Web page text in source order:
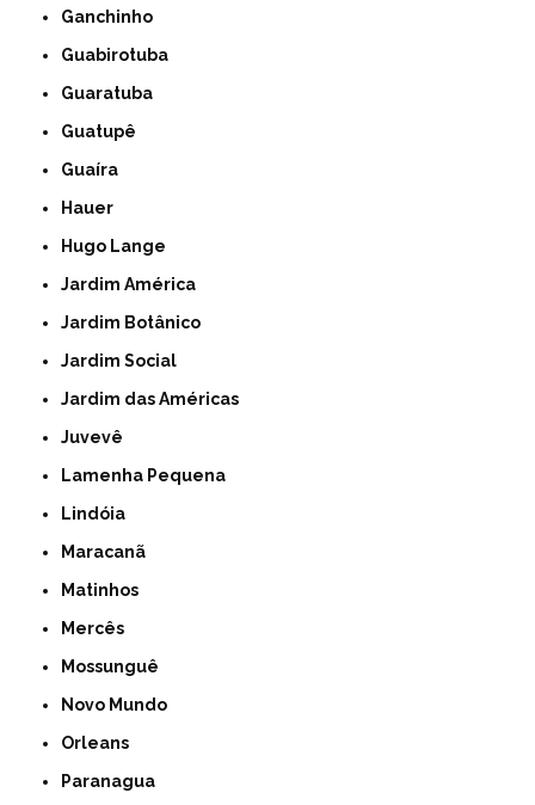
Ganchinho
Guabirotuba
Guaratuba
Guatupê
Guaíra
Hauer
Hugo Lange
Jardim América
Jardim Botânico
Jardim Social
Jardim das Américas
Juvevê
Lamenha Pequena
Lindóia
Maracanã
Matinhos
Mercês
Mossunguê
Novo Mundo
Orleans
Paranagua